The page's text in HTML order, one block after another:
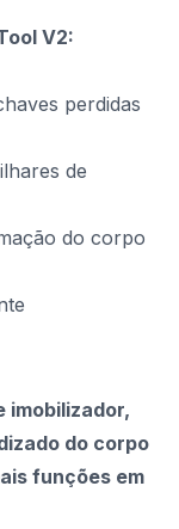
V2:
perdidas
de
do corpo
imobilizador,
do corpo
funções em